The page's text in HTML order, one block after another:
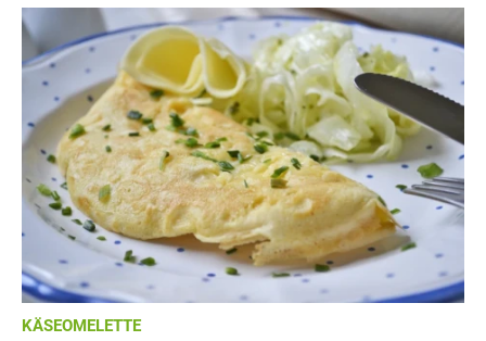
KÄSEOMELETTE